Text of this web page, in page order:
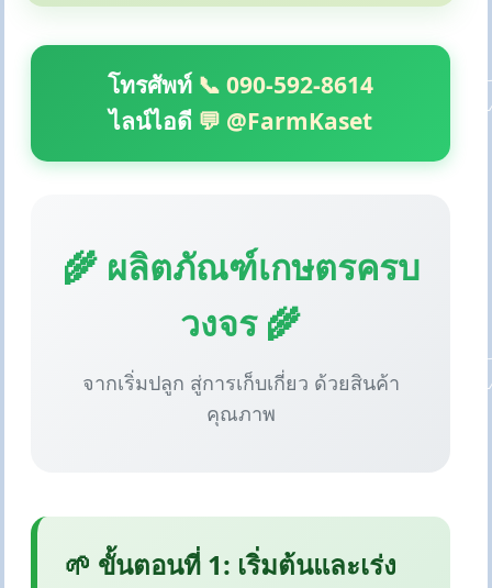
โทรศัพท์ 📞 090-592-8614
ไลน์ไอดี 💬 @FarmKaset
🌾 ผลิตภัณฑ์เกษตรครบ
วงจร 🌾
จากเริ่มปลูก สู่การเก็บเกี่ยว ด้วยสินค้า
คุณภาพ
🌱 ขั้นตอนที่ 1: เริ่มต้นและเร่ง